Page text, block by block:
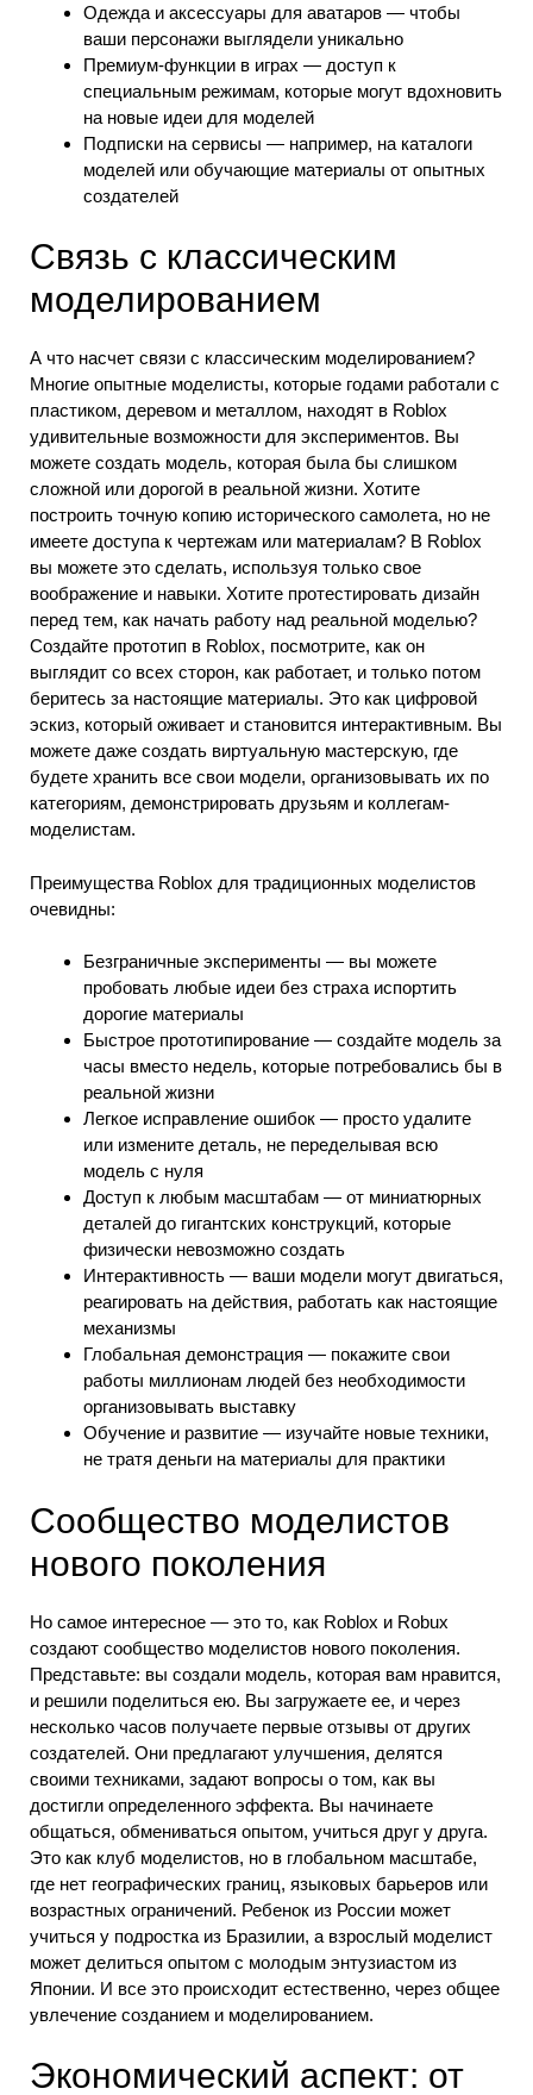
Одежда и аксессуары для аватаров — чтобы
ваши персонажи выглядели уникально
Премиум-функции в играх — доступ к
специальным режимам, которые могут вдохновить
на новые идеи для моделей
Подписки на сервисы — например, на каталоги
моделей или обучающие материалы от опытных
создателей
Связь с классическим
моделированием
А что насчет связи с классическим моделированием?
Многие опытные моделисты, которые годами работали с
пластиком, деревом и металлом, находят в Roblox
удивительные возможности для экспериментов. Вы
можете создать модель, которая была бы слишком
сложной или дорогой в реальной жизни. Хотите
построить точную копию исторического самолета, но не
имеете доступа к чертежам или материалам? В Roblox
вы можете это сделать, используя только свое
воображение и навыки. Хотите протестировать дизайн
перед тем, как начать работу над реальной моделью?
Создайте прототип в Roblox, посмотрите, как он
выглядит со всех сторон, как работает, и только потом
беритесь за настоящие материалы. Это как цифровой
эскиз, который оживает и становится интерактивным. Вы
можете даже создать виртуальную мастерскую, где
будете хранить все свои модели, организовывать их по
категориям, демонстрировать друзьям и коллегам-
моделистам.
Преимущества Roblox для традиционных моделистов
очевидны:
Безграничные эксперименты — вы можете
пробовать любые идеи без страха испортить
дорогие материалы
Быстрое прототипирование — создайте модель за
часы вместо недель, которые потребовались бы в
реальной жизни
Легкое исправление ошибок — просто удалите
или измените деталь, не переделывая всю
модель с нуля
Доступ к любым масштабам — от миниатюрных
деталей до гигантских конструкций, которые
физически невозможно создать
Интерактивность — ваши модели могут двигаться,
реагировать на действия, работать как настоящие
механизмы
Глобальная демонстрация — покажите свои
работы миллионам людей без необходимости
организовывать выставку
Обучение и развитие — изучайте новые техники,
не тратя деньги на материалы для практики
Сообщество моделистов
нового поколения
Но самое интересное — это то, как Roblox и Robux
создают сообщество моделистов нового поколения.
Представьте: вы создали модель, которая вам нравится,
и решили поделиться ею. Вы загружаете ее, и через
несколько часов получаете первые отзывы от других
создателей. Они предлагают улучшения, делятся
своими техниками, задают вопросы о том, как вы
достигли определенного эффекта. Вы начинаете
общаться, обмениваться опытом, учиться друг у друга.
Это как клуб моделистов, но в глобальном масштабе,
где нет географических границ, языковых барьеров или
возрастных ограничений. Ребенок из России может
учиться у подростка из Бразилии, а взрослый моделист
может делиться опытом с молодым энтузиастом из
Японии. И все это происходит естественно, через общее
увлечение созданием и моделированием.
Экономический аспект: от